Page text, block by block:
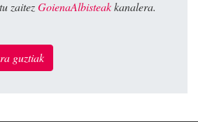
zaitezGoienaAlbisteakkanalera.
guztiak